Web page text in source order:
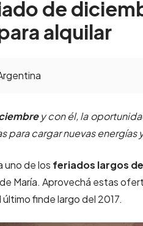
de
alquilar
y con él, la
para cargar nuevas
uno de los feriados largos
María. Aprovechá estas
finde largo del 2017.